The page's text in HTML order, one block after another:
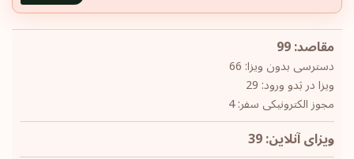
مقاصد: 99
دسترسی بدون ویزا: 66
ویزا در بَدو ورود: 29
مجوز الکترونیکی سفر: 4
ویزای آنلاین: 39